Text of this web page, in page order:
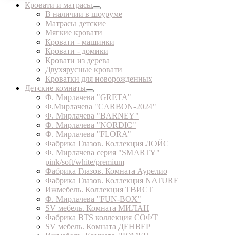
Кровати и матрасы
В наличии в шоуруме
Матрасы детские
Мягкие кровати
Кровати - машинки
Кровати - домики
Кровати из дерева
Двухярусные кровати
Кроватки для новорожденных
Детские комнаты
Ф. Мирлачева "GRETA"
Ф.Мирлачева "CARBON-2024"
Ф. Мирлачева "BARNEY"
Ф. Мирлачева "NORDIC"
Ф. Мирлачева "FLORA"
Фабрика Глазов. Коллекция ЛОЙС
Ф. Мирлачева серия "SMARTY"
pink/soft/white/premium
Фабрика Глазов. Комната Аурелио
Фабрика Глазов. Коллекция NATURE
Ижмебель. Коллекция ТВИСТ
Ф. Мирлачева "FUN-BOX"
SV мебель. Комната МИЛАН
Фабрика BTS коллекция СОФТ
SV мебель. Комната ДЕНВЕР